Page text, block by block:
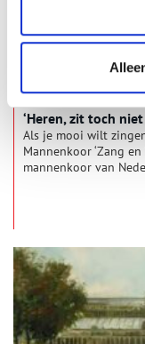
‘Heren, zit toch
Als je mooi wilt
Mannenkoor ‘Zang
mannenkoor van